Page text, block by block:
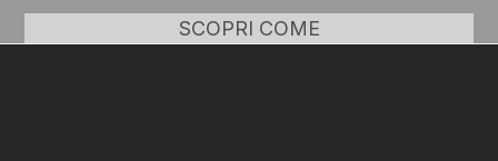
SCOPRI COME